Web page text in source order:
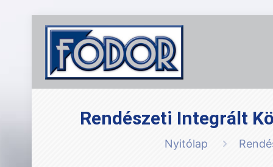
Rendészeti Integrált
Nyitólap